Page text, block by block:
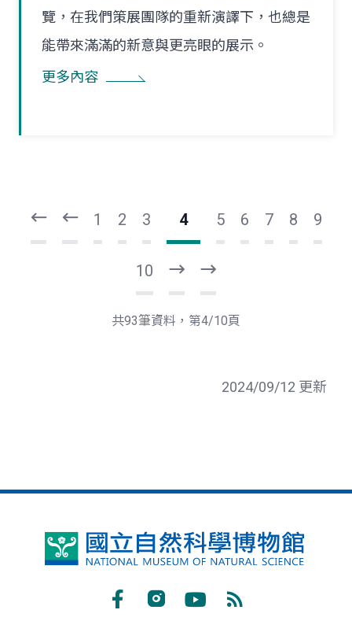
覽，在我們策展團隊的重新演譯下，也總是
能帶來滿滿的新意與更亮眼的展示。
更多內容
1 2 3 4 5 6 7 8 9
10
一
頁
後
一
共93筆資料，第4/10頁
2024/09/12 更新
國